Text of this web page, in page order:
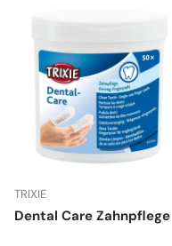
TRIXIE
Dental Care Zahnpflege